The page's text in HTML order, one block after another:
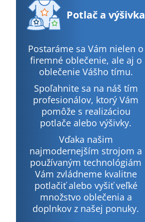
Potlača výšivka
Postaráme sa Vám nielen o
firemné oblečenie, ale aj o
oblečenie Vášho tímu.
Spoľahnite sa na náš tím
profesionálov, ktorý Vám
pomôže s realizáciou
potlače alebo výšivky.
Vďaka našim
najmodernejším strojom a
používaným technológiám
Vám zvládneme kvalitne
potlačiť alebo vyšiť veľké
množstvo oblečenia a
doplnkov z našej ponuky.